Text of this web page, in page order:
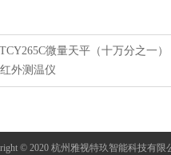
微量天平（十万分之一）
外测温仪
© 2020 杭州雅视特玖智能科技有限